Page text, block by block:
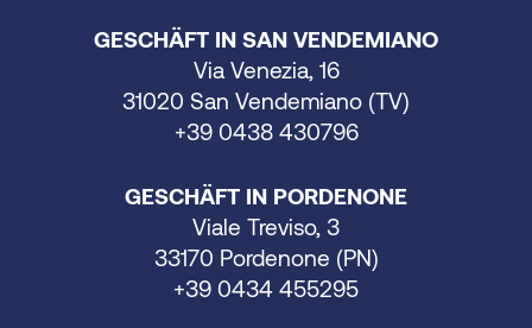
GESCHÄFT IN SAN VENDEMIANO
Via Venezia, 16
31020 San Vendemiano (TV)
+39 0438 430796
GESCHÄFT IN PORDENONE
Viale Treviso, 3
33170 Pordenone (PN)
+39 0434 455295